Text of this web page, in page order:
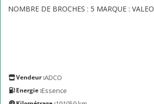
NOMBRE DE BROCHES : 5 MARQUE : VALEO
Vendeur :ADCO
Energie :Essence